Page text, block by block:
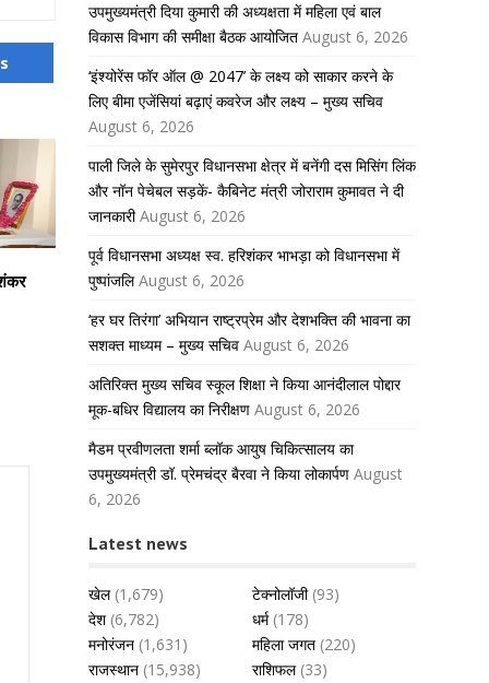
उपमुख्यमंत्री दिया कुमारी की अध्यक्षता में महिला एवं बाल
विकास विभाग की समीक्षा बैठक आयोजित August 6, 2026
‘इंश्योरेंस फॉर ऑल @ 2047’ के लक्ष्य को साकार करने के
लिए बीमा एजेंसियां बढ़ाएं कवरेज और लक्ष्य – मुख्य सचिव
August 6, 2026
पाली जिले के सुमेरपुर विधानसभा क्षेत्र में बनेंगी दस मिसिंग लिंक
और नॉन पेचेबल सड़कें- कैबिनेट मंत्री जोराराम कुमावत ने दी
जानकारी August 6, 2026
पूर्व विधानसभा अध्यक्ष स्व. हरिशंकर भाभड़ा को विधानसभा में
पुष्पांजलि August 6, 2026
‘हर घर तिरंगा’ अभियान राष्ट्रप्रेम और देशभक्ति की भावना का
सशक्त माध्यम – मुख्य सचिव August 6, 2026
अतिरिक्त मुख्य सचिव स्कूल शिक्षा ने किया आनंदीलाल पोद्दार
मूक-बधिर विद्यालय का निरीक्षण August 6, 2026
मैडम प्रवीणलता शर्मा ब्लॉक आयुष चिकित्सालय का
उपमुख्यमंत्री डॉ. प्रेमचंद्र बैरवा ने किया लोकार्पण August
6, 2026
Latest news
खेल(1,679) टेक्नोलॉजी(93)
देश(6,782) धर्म(178)
मनोरंजन (1,631) महिला जगत (220)
राजस्थान (15,938) राशिफल(33)